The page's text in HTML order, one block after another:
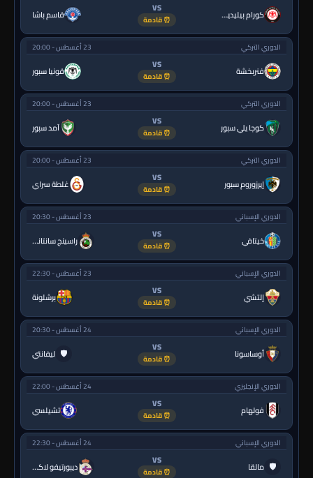
كورام بيليديسبور VS
⏰ قادمة قاسم باشا
الدوري التركي 23 أغسطس - 20:00
فنربخشة VS
⏰ قادمة قونيا سبور
الدوري التركي 23 أغسطس - 20:00
كوجا يلي سبور VS
⏰ قادمة آمد سبور
الدوري التركي 23 أغسطس - 20:00
إيرزوروم سبور VS
⏰ قادمة غلطة سراي
الدوري الإسباني 23 أغسطس - 20:30
خيتافي VS
⏰ قادمة راسينج سانتاندير
الدوري الإسباني 23 أغسطس - 22:30
إلتشي VS
⏰ قادمة برشلونة
الدوري الإسباني 24 أغسطس - 20:30
أوساسونا VS
⏰ قادمة ليفانتي 🛡
الدوري الإنجليزي 24 أغسطس - 22:00
فولهام VS
⏰ قادمة تشيلسي
الدوري الإسباني 24 أغسطس - 22:30
🛡 مالقا VS
⏰ قادمة ديبورتيفو لاكورونيا